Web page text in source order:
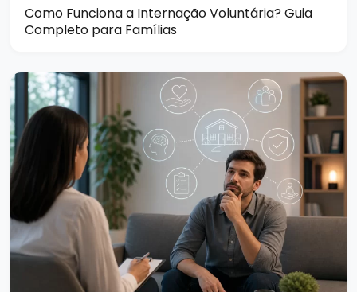
Como Funciona a Internação Voluntária? Guia
Completo para Famílias